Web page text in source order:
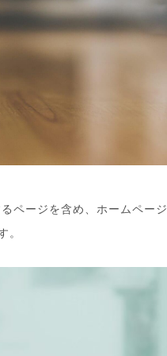
ページを含め、ホームページ
。